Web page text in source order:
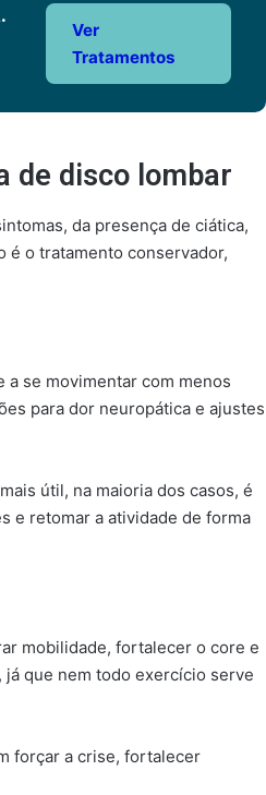
Ver
Tratamentos
de disco lombar
da presença de ciática,
é o tratamento conservador,
se movimentar com menos
para dor neuropática e ajustes
útil, na maioria dos casos, é
e retomar a atividade de forma
mobilidade, fortalecer o core e
que nem todo exercício serve
forçar a crise, fortalecer